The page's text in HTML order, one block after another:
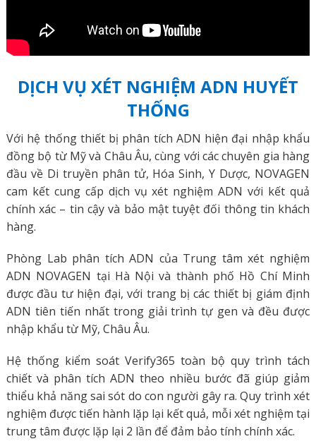
DỊCH VỤ XÉT NGHIỆM ADN HUYẾT
THỐNG
Với hệ thống thiết bị phân tích ADN hiện đại nhập khẩu
đồng bộ từ Mỹ và Châu Âu, cùng với các chuyên gia hàng
đầu về Di truyền phân tử, Hóa Sinh, Y Dược, NOVAGEN
cam kết cung cấp dịch vụ xét nghiệm ADN với kết quả
chính xác – tin cậy và bảo mật tuyệt đối thông tin khách
hàng.
Phòng Lab phân tích ADN của Trung tâm xét nghiệm
ADN NOVAGEN tại Hà Nội và thành phố Hồ Chí Minh
được đầu tư hiện đại, với trang bị các thiết bị giám định
ADN tiên tiến nhất trong giải trình tự gen và đều được
nhập khẩu từ Mỹ, Châu Âu.
Hệ thống kiểm soát Verify365 toàn bộ quy trình tách
chiết và phân tích ADN theo nhiều bước đã giúp giảm
thiểu khả năng sai sót do con người gây ra. Quy trình xét
nghiệm được tiến hành lặp lại kết quả, mỗi xét nghiệm tại
trung tâm được lặp lại 2 lần để đảm bảo tính chính xác.